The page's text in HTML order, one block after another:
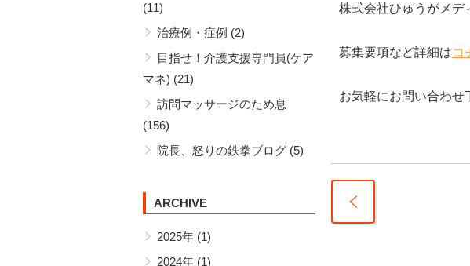
株式会社ひゅうがメデ
募集要項など詳細はコ
お気軽にお問い合わせ
(11)
治療例・症例 (2)
目指せ！介護支援専門員(ケア
マネ) (21)
訪問マッサージのため息
(156)
院長、怒りの鉄拳ブログ (5)
ARCHIVE
2025年 (1)
2024年 (1)